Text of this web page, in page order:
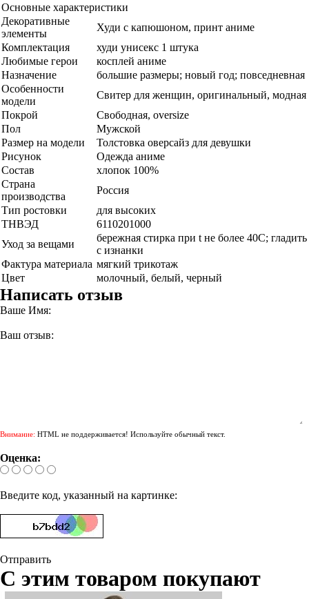
Основные характеристики
Декоративные
элементы
Худи с капюшоном, принт аниме
Комплектация
худи унисекс 1 штука
Любимые герои
косплей аниме
Назначение
большие размеры; новый год; повседневная
Особенности
модели
Свитер для женщин, оригинальный, модная
Покрой
Свободная, oversize
Пол
Мужской
Размер на модели
Толстовка оверсайз для девушки
Рисунок
Одежда аниме
Состав
хлопок 100%
Страна
производства
Россия
Тип ростовки
для высоких
ТНВЭД
6110201000
Уход за вещами
бережная стирка при t не более 40С; гладить
с изнанки
Фактура материала мягкий трикотаж
Цвет
молочный, белый, черный
Написать отзыв
Ваше Имя:
Ваш отзыв:
Внимание: HTML не поддерживается! Используйте обычный текст.
Оценка:
Введите код, указанный на картинке:
Отправить
С этим товаром покупают